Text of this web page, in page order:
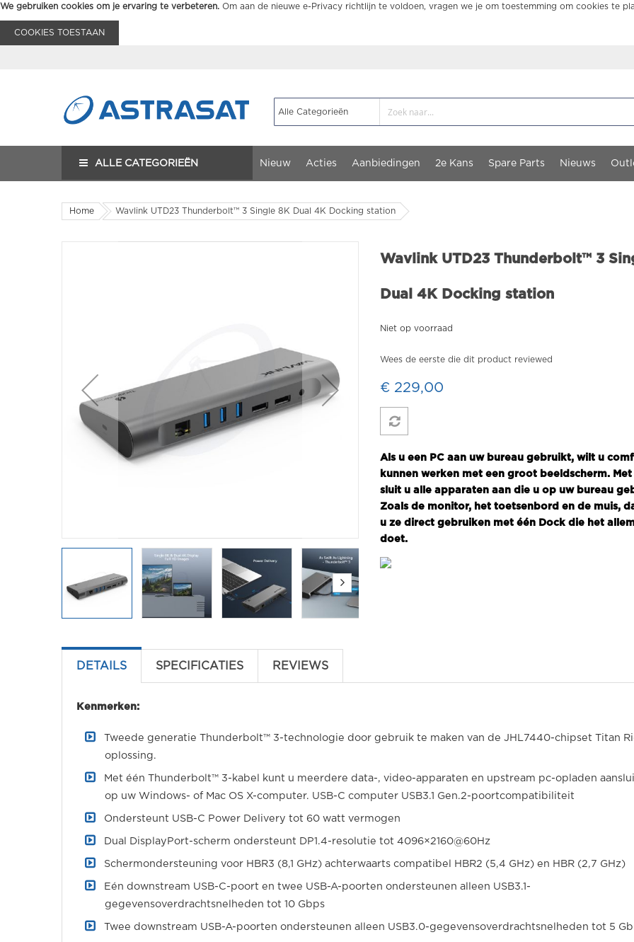
We gebruiken cookies om je ervaring te verbeteren. Om aan de nieuwe e-Privacy richtlijn te voldoen, vragen we je om toestemming om cookies te
COOKIES TOESTAAN
ALLE CATEGORIEËN Nieuw Acties Aanbiedingen 2e Kans Spare Parts Nieuws
Home Wavlink UTD23 Thunderbolt™ 3 Single 8K Dual 4K Docking station
Wavlink UTD23 Thunderbolt™ 3
Dual 4K Docking station
Niet op voorraad
Wees de eerste die dit product reviewed
€ 229,00
Als u een PC aan uw bureau gebruikt, wilt u
kunnen werken met een groot beeldscherm. Met
sluit u alle apparaten aan die u op uw bureau
Zoals de monitor, het toetsenbord en de muis,
u ze direct gebruiken met één Dock die het
doet.
DETAILS SPECIFICATIES REVIEWS
Kenmerken:
Tweede generatie Thunderbolt™ 3-technologie door gebruik te maken van de JHL7440-chipset Titan
oplossing.
Met één Thunderbolt™ 3-kabel kunt u meerdere data-, video-apparaten en upstream pc-opladen
op uw Windows- of Mac OS X-computer. USB-C computer USB3.1 Gen.2-poortcompatibiliteit
Ondersteunt USB-C Power Delivery tot 60 watt vermogen
Dual DisplayPort-scherm ondersteunt DP1.4-resolutie tot 4096×2160@60Hz
Schermondersteuning voor HBR3 (8,1 GHz) achterwaarts compatibel HBR2 (5,4 GHz) en HBR (2,7 GHz)
Eén downstream USB-C-poort en twee USB-A-poorten ondersteunen alleen USB3.1-
gegevensoverdrachtsnelheden tot 10 Gbps
Twee downstream USB-A-poorten ondersteunen alleen USB3.0-gegevensoverdrachtsnelheden tot 5